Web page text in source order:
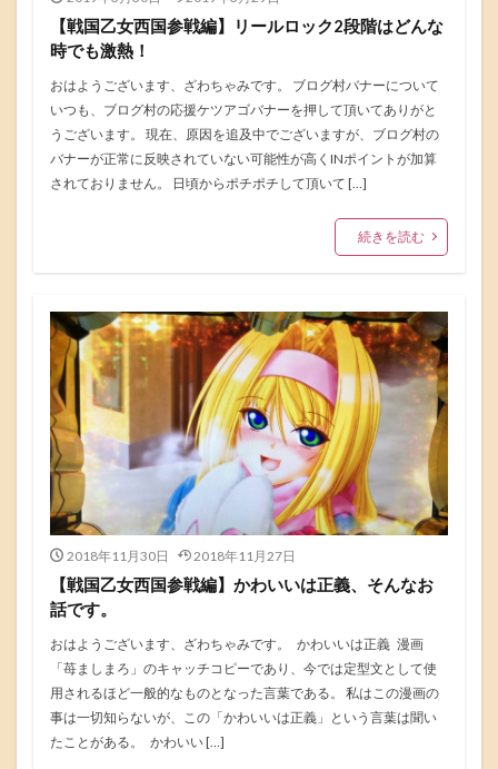
【戦国乙女西国参戦編】リールロック2段階はどんな
時でも激熱！
おはようございます、ざわちゃみです。 ブログ村バナーについて
いつも、ブログ村の応援ケツアゴバナーを押して頂いてありがと
うございます。 現在、原因を追及中でございますが、ブログ村の
バナーが正常に反映されていない可能性が高くINポイントが加算
されておりません。 日頃からポチポチして頂いて […]
続きを読む
2018年11月30日 2018年11月27日
【戦国乙女西国参戦編】かわいいは正義、そんなお
話です。
おはようございます、ざわちゃみです。 かわいいは正義 漫画
「苺ましまろ」のキャッチコピーであり、今では定型文として使
用されるほど一般的なものとなった言葉である。 私はこの漫画の
事は一切知らないが、この「かわいいは正義」という言葉は聞い
たことがある。 かわいい […]